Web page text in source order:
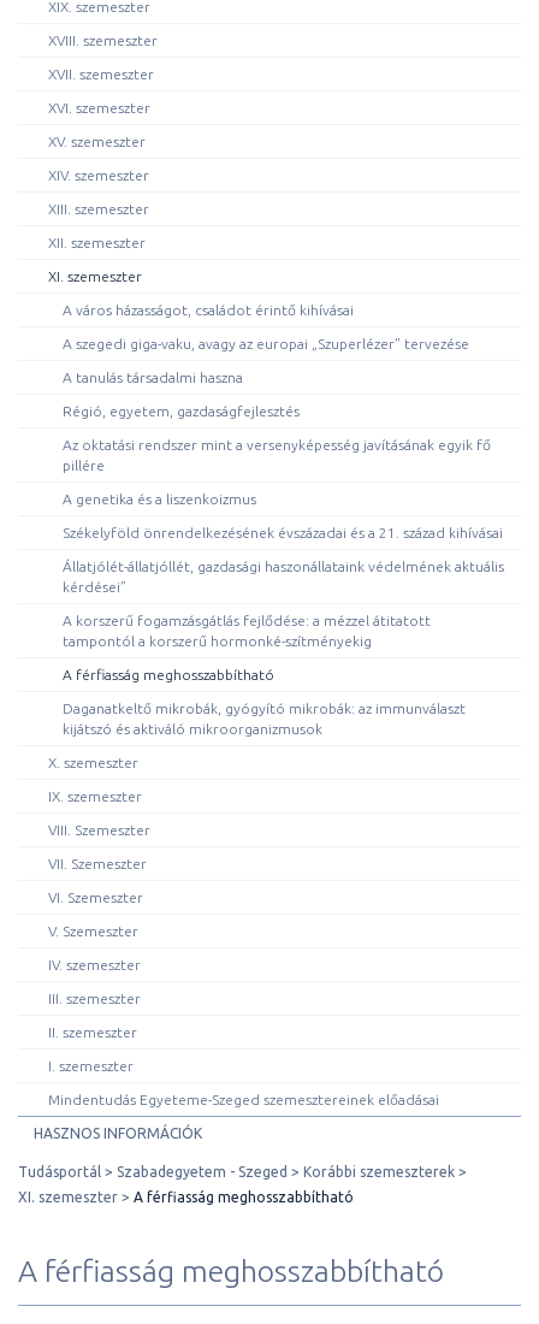
XIX. szemeszter
XVIII. szemeszter
XVII. szemeszter
XVI. szemeszter
XV. szemeszter
XIV. szemeszter
XIII. szemeszter
XII. szemeszter
XI. szemeszter
A város házasságot, családot érintő kihívásai
A szegedi giga-vaku, avagy az europai „Szuperlézer” tervezése
A tanulás társadalmi haszna
Régió, egyetem, gazdaságfejlesztés
Az oktatási rendszer mint a versenyképesség javításának egyik fő
pillére
A genetika és a liszenkoizmus
Székelyföld önrendelkezésének évszázadai és a 21. század kihívásai
Állatjólét-állatjóllét, gazdasági haszonállataink védelmének aktuális
kérdései”
A korszerű fogamzásgátlás fejlődése: a mézzel átitatott
tampontól a korszerű hormonké-szítményekig
A férfiasság meghosszabbítható
Daganatkeltő mikrobák, gyógyító mikrobák: az immunválaszt
kijátszó és aktiváló mikroorganizmusok
X. szemeszter
IX. szemeszter
VIII. Szemeszter
VII. Szemeszter
VI. Szemeszter
V. Szemeszter
IV. szemeszter
III. szemeszter
II. szemeszter
I. szemeszter
Mindentudás Egyeteme-Szeged szemesztereinek előadásai
HASZNOS INFORMÁCIÓK
Tudásportál Szabadegyetem - Szeged
Korábbi szemeszterek
XI. szemeszter
A férfiasság meghosszabbítható
A férfiasság meghosszabbítható